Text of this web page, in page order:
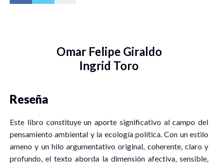
Omar Felipe Giraldo
Ingrid Toro
Reseña
Este libro constituye un aporte significativo al campo del
pensamiento ambiental y la ecología política. Con un estilo
ameno y un hilo argumentativo original, coherente, claro y
profundo, el texto aborda la dimensión afectiva, sensible,